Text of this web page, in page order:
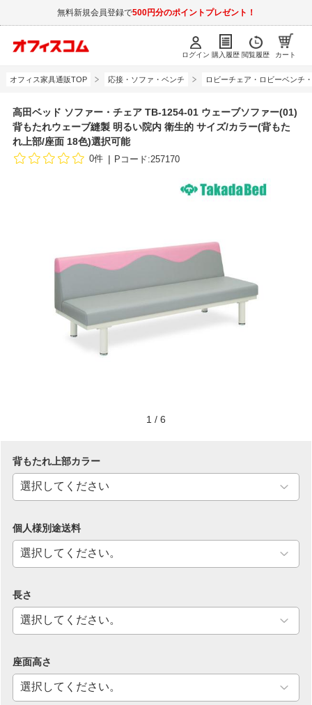
無料新規会員登録で500円分のポイントプレゼント！
ログイン 購入履歴 閲覧履歴 カート
オフィス家具通販TOP 応接・ソファ・ベンチ ロビーチェア・ロビーベンチ
高田ベッド ソファー・チェア TB-1254-01 ウェーブソファー(01)
背もたれウェーブ縫製 明るい院内 衛生的 サイズ/カラー(背もた
れ上部/座面 18色)選択可能
0件 Pコード:257170
1 / 6
背もたれ上部カラー
個人様別途送料
長さ
座面高さ